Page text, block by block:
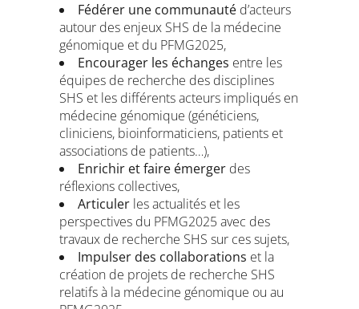
Fédérer une communauté d’acteurs
autour des enjeux SHS de la médecine
génomique et du PFMG2025,
Encourager les échanges entre les
équipes de recherche des disciplines
SHS et les différents acteurs impliqués en
médecine génomique (généticiens,
cliniciens, bioinformaticiens, patients et
associations de patients…),
Enrichir et faire émerger des
réflexions collectives,
Articuler les actualités et les
perspectives du PFMG2025 avec des
travaux de recherche SHS sur ces sujets,
Impulser des collaborations et la
création de projets de recherche SHS
relatifs à la médecine génomique ou au